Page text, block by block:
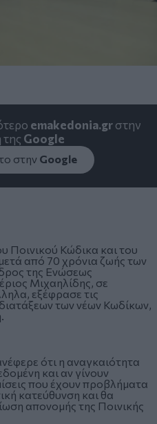
emakedonia.grστην
Google
στην Google
Ποινικού Κώδικα και του
από 70 χρόνια ζωής των
της Ενώσεως
Μιχαηλίδης, σε
εξέφρασε τις
των νέων Κωδίκων,
ότι η αναγκαιότητα
και αν γίνουν
που έχουν προβλήματα
κατεύθυνση και θα
απονομής της Ποινικής